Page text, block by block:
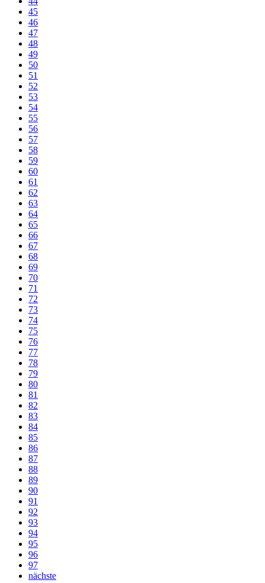
45
46
47
48
49
50
51
52
53
54
55
56
57
58
59
60
61
62
63
64
65
66
67
68
69
70
71
72
73
74
75
76
77
78
79
80
81
82
83
84
85
86
87
88
89
90
91
92
93
94
95
96
97
nächste